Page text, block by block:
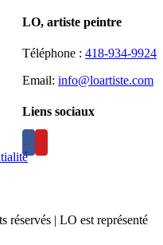
LO, artiste peintre
Téléphone : 418-934-9924
Email: info@loartiste.com
Liens sociaux
| LO est représenté